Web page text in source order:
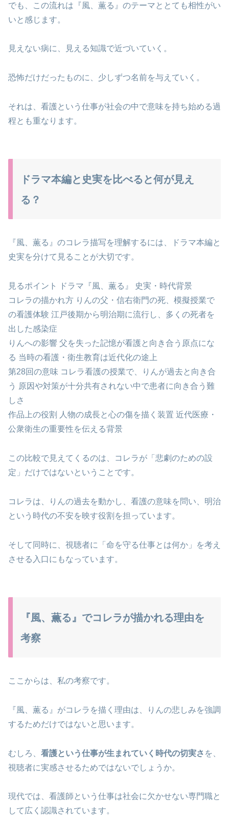
でも、この流れは『風、薫る』のテーマととても相性がい
いと感じます。
見えない病に、見える知識で近づいていく。
恐怖だけだったものに、少しずつ名前を与えていく。
それは、看護という仕事が社会の中で意味を持ち始める過
程とも重なります。
ドラマ本編と史実を比べると何が見え
る？
『風、薫る』のコレラ描写を理解するには、ドラマ本編と
史実を分けて見ることが大切です。
見るポイント ドラマ『風、薫る』 史実・時代背景
コレラの描かれ方 りんの父・信右衛門の死、模擬授業で
の看護体験 江戸後期から明治期に流行し、多くの死者を
出した感染症
りんへの影響 父を失った記憶が看護と向き合う原点にな
る 当時の看護・衛生教育は近代化の途上
第28回の意味 コレラ看護の授業で、りんが過去と向き合
う 原因や対策が十分共有されない中で患者に向き合う難
しさ
作品上の役割 人物の成長と心の傷を描く装置 近代医療・
公衆衛生の重要性を伝える背景
この比較で見えてくるのは、コレラが「悲劇のための設
定」だけではないということです。
コレラは、りんの過去を動かし、看護の意味を問い、明治
という時代の不安を映す役割を担っています。
そして同時に、視聴者に「命を守る仕事とは何か」を考え
させる入口にもなっています。
『風、薫る』でコレラが描かれる理由を
考察
ここからは、私の考察です。
『風、薫る』がコレラを描く理由は、りんの悲しみを強調
するためだけではないと思います。
むしろ、 看護という仕事が生まれていく時代の切実さ を、
視聴者に実感させるためではないでしょうか。
現代では、看護師という仕事は社会に欠かせない専門職と
して広く認識されています。